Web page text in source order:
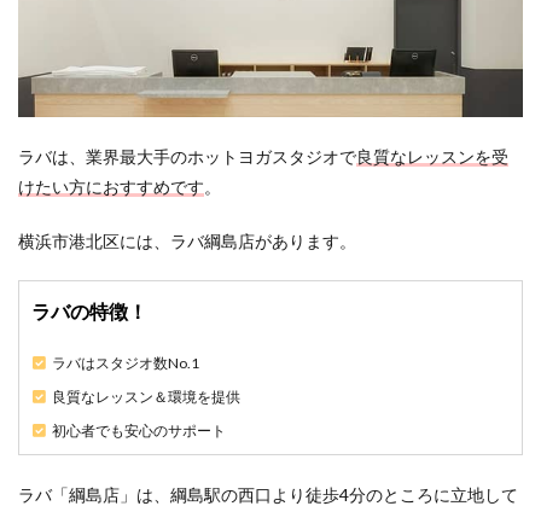
ラバは、業界最大手のホットヨガスタジオで良質なレッスンを受
けたい方におすすめです。
横浜市港北区には、ラバ綱島店があります。
ラバの特徴！
ラバはスタジオ数No.1
良質なレッスン＆環境を提供
初心者でも安心のサポート
ラバ「綱島店」は、綱島駅の西口より徒歩4分のところに立地して